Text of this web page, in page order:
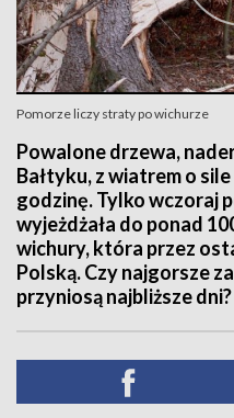
Pomorze liczy straty po wichurze
Powalone drzewa,
Bałtyku, z wiatrem o
godzinę. Tylko wczoraj
wyjeżdżała do ponad
wichury, która przez
Polską. Czy najgorsze
przyniosą najbliższe dni?